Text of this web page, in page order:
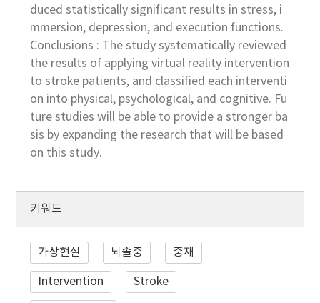
duced statistically significant results in stress, i
mmersion, depression, and execution functions.
Conclusions : The study systematically reviewed
the results of applying virtual reality intervention
to stroke patients, and classified each interventi
on into physical, psychological, and cognitive. Fu
ture studies will be able to provide a stronger ba
sis by expanding the research that will be based
on this study.
키워드
가상현실 뇌졸중 중재
Intervention Stroke